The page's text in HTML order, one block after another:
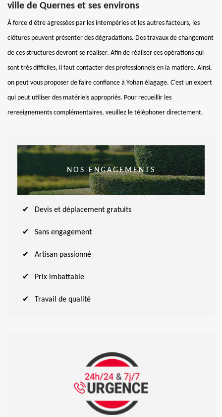
ville de Quernes et ses environs
À force d'être agressées par les intempéries et les autres facteurs, les
clôtures peuvent présenter des dégradations. Des travaux de changement
de ces structures devront se réaliser. Afin de réaliser ces opérations qui
sont très difficiles, il faut contacter des professionnels en la matière. Ainsi,
on peut vous proposer de faire confiance à Yohan élagage. C'est un expert
qui peut utiliser des matériels appropriés. Pour recueillir les
renseignements complémentaires, veuillez le téléphoner directement.
NOS ENGAGEMENTS
Devis et déplacement gratuits
Sans engagement
Artisan passionné
Prix imbattable
Travail de qualité